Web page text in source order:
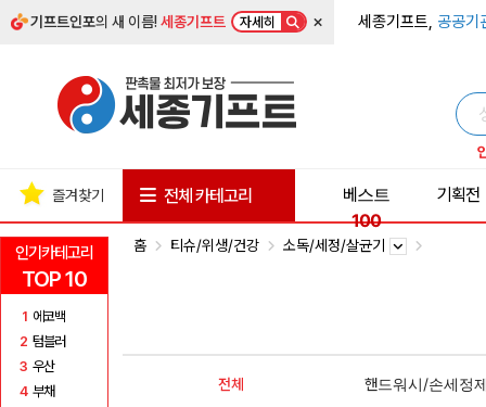
기프트인포의 새 이름!세종기프트 자세히 × 세종기프트, 공공기
인기카테고리
TOP 10
1 에코백
2 텀블러
3 우산
4 부채
즐겨찾기 전체 카테고리
베스트
100
기획전
홈 티슈/위생/건강 소독/세정/살균기
전체 핸드워시/손세정